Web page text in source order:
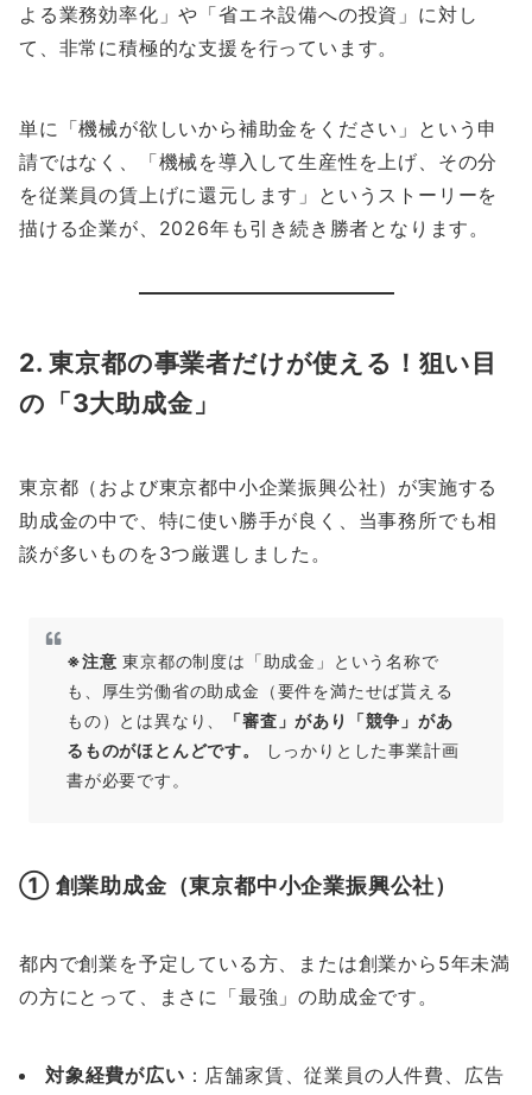
よる業務効率化」や「省エネ設備への投資」に対し
て、非常に積極的な支援を行っています。
単に「機械が欲しいから補助金をください」という申
請ではなく、「機械を導入して生産性を上げ、その分
を従業員の賃上げに還元します」というストーリーを
描ける企業が、2026年も引き続き勝者となります。
2. 東京都の事業者だけが使える！狙い目
の「3大助成金」
東京都（および東京都中小企業振興公社）が実施する
助成金の中で、特に使い勝手が良く、当事務所でも相
談が多いものを3つ厳選しました。
※注意 東京都の制度は「助成金」という名称で
も、厚生労働省の助成金（要件を満たせば貰える
もの）とは異なり、
「審査」があり「競争」があ
るものがほとんどです。
しっかりとした事業計画
書が必要です。
① 創業助成金（東京都中小企業振興公社）
都内で創業を予定している方、または創業から5年未満
の方にとって、まさに「最強」の助成金です。
対象経費が広い ：店舗家賃、従業員の人件費、広告